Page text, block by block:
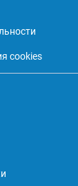
cookies